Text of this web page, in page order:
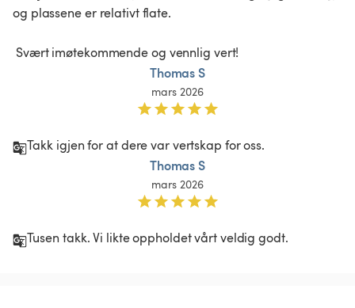
og plassene er relativt flate.
Thomas S
mars 2026
Takk igjen for at dere var vertskap for oss.
Thomas S
mars 2026
Tusen takk. Vi likte oppholdet vårt veldig godt.